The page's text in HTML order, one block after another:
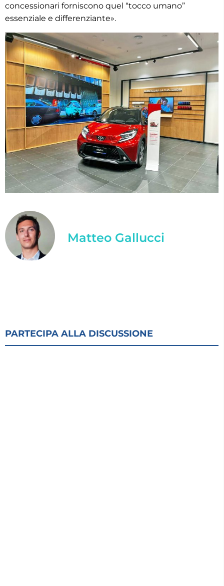
concessionari forniscono quel “tocco umano”
essenziale e differenziante».
Matteo Gallucci
PARTECIPA ALLA DISCUSSIONE